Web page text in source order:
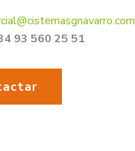
93 560 25 51